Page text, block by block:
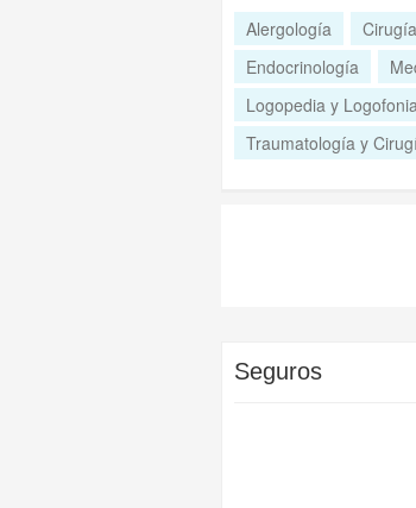
Alergología
Endocrinología
Logopedia y
Traumatología y
Seguros